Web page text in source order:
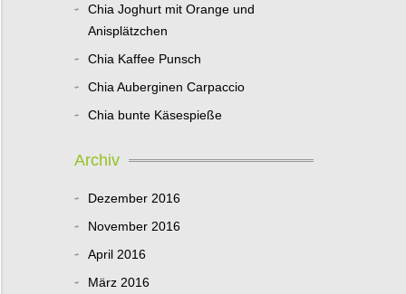
Chia Joghurt mit Orange und
Anisplätzchen
Chia Kaffee Punsch
Chia Auberginen Carpaccio
Chia bunte Käsespieße
Archiv
Dezember 2016
November 2016
April 2016
März 2016